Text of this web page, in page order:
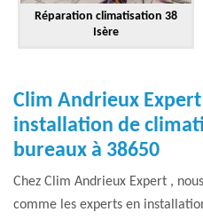
Réparation climatisation 38
Isère
Clim Andrieux
installation de
bureaux à 38650
Chez Clim Andrieux Expert ,
comme les experts en